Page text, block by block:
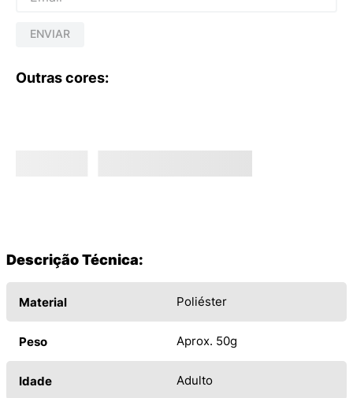
ENVIAR
Outras cores:
Descrição Técnica:
Material Poliéster
Peso Aprox. 50g
Idade Adulto